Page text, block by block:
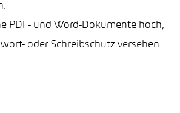
PDF- und Word-Dokumente hoch,
oder Schreibschutz versehen